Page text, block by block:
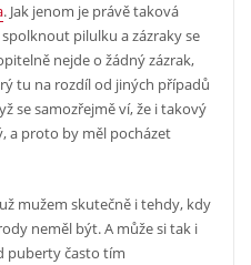
. Jak jenom je právě taková
pilulku a zázraky se
nejde o žádný zázrak,
tu na rozdíl od jiných případů
se samozřejmě ví, že i takový
a proto by měl pocházet
mužem skutečně i tehdy, kdy
neměl být. A může si tak i
puberty často tím